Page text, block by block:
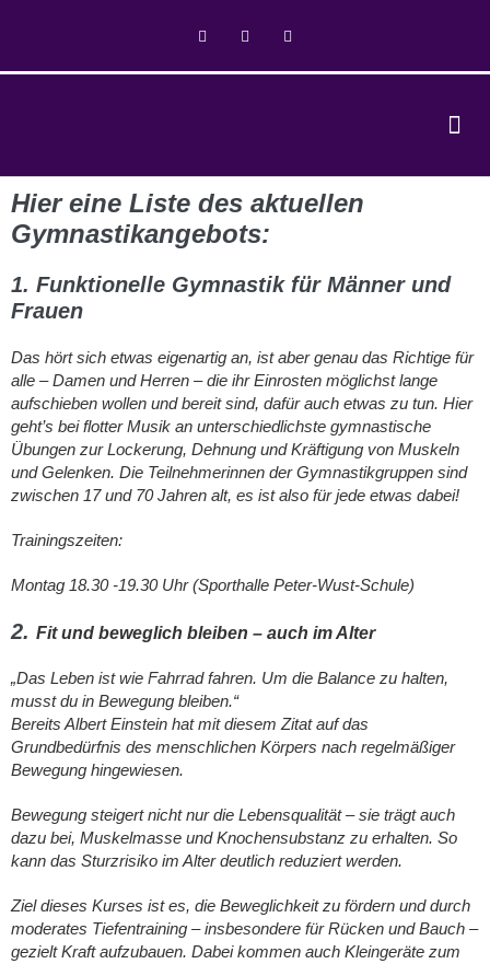
Hier eine Liste des aktuellen
Gymnastikangebots:
1. Funktionelle Gymnastik für Männer und
Frauen
Das hört sich etwas eigenartig an, ist aber genau das Richtige für
alle – Damen und Herren – die ihr Einrosten möglichst lange
aufschieben wollen und bereit sind, dafür auch etwas zu tun. Hier
geht’s bei flotter Musik an unterschiedlichste gymnastische
Übungen zur Lockerung, Dehnung und Kräftigung von Muskeln
und Gelenken. Die Teilnehmerinnen der Gymnastikgruppen sind
zwischen 17 und 70 Jahren alt, es ist also für jede etwas dabei!
Trainingszeiten:
Montag 18.30 -19.30 Uhr (Sporthalle Peter-Wust-Schule)
2. Fit und beweglich bleiben – auch im Alter
„Das Leben ist wie Fahrrad fahren. Um die Balance zu halten,
musst du in Bewegung bleiben.“
Bereits Albert Einstein hat mit diesem Zitat auf das
Grundbedürfnis des menschlichen Körpers nach regelmäßiger
Bewegung hingewiesen.
Bewegung steigert nicht nur die Lebensqualität – sie trägt auch
dazu bei, Muskelmasse und Knochensubstanz zu erhalten. So
kann das Sturzrisiko im Alter deutlich reduziert werden.
Ziel dieses Kurses ist es, die Beweglichkeit zu fördern und durch
moderates Tiefentraining – insbesondere für Rücken und Bauch –
gezielt Kraft aufzubauen. Dabei kommen auch Kleingeräte zum